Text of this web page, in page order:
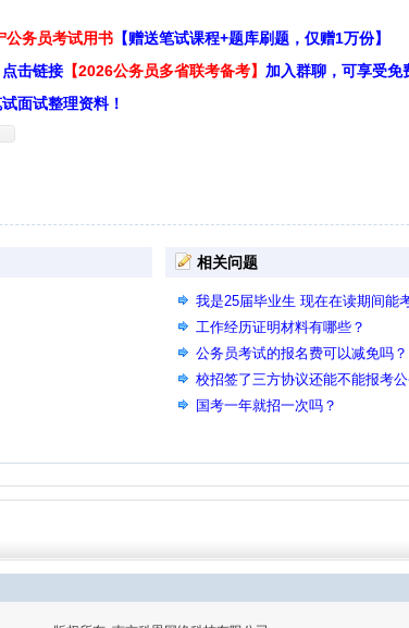
公务员考试用书 【赠送笔试课程+题库刷题，仅赠1万份】
击链接 【2026公务员多省联考备考】 加入群聊，可享受免
面试整理资料！
相关问题
我是25届毕业生 现在在读期间能
工作经历证明材料有哪些？
公务员考试的报名费可以减免吗？
校招签了三方协议还能不能报考
国考一年就招一次吗？